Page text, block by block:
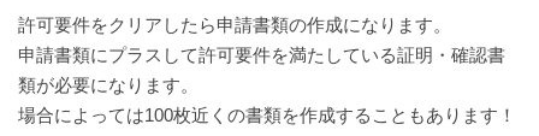
許可要件をクリアしたら申請書類の作成になります。
申請書類にプラスして許可要件を満たしている証明・確認書
類が必要になります。
場合によっては100枚近くの書類を作成することもあります！